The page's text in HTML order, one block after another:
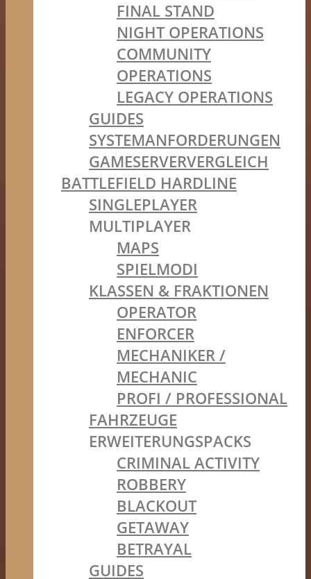
FINAL STAND
NIGHT OPERATIONS
COMMUNITY
OPERATIONS
LEGACY OPERATIONS
GUIDES
SYSTEMANFORDERUNGEN
GAMESERVERVERGLEICH
BATTLEFIELD HARDLINE
SINGLEPLAYER
MULTIPLAYER
MAPS
SPIELMODI
KLASSEN & FRAKTIONEN
OPERATOR
ENFORCER
MECHANIKER /
MECHANIC
PROFI / PROFESSIONAL
FAHRZEUGE
ERWEITERUNGSPACKS
CRIMINAL ACTIVITY
ROBBERY
BLACKOUT
GETAWAY
BETRAYAL
GUIDES